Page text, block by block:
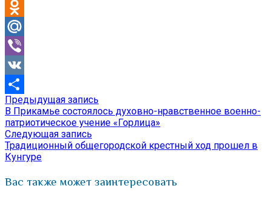
Telegram
Odnoklassniki
Mail.Ru
Viber
VK
Отправить
Навигация
по
записям
Предыдущая запись
запись:
В Прикамье состоялось духовно-нравственное военно-
патриотическое учение «Горлица»
Следующая запись
запись:
Традиционный общегородской крестный ход прошел в
Кунгуре
Вас также может заинтересовать